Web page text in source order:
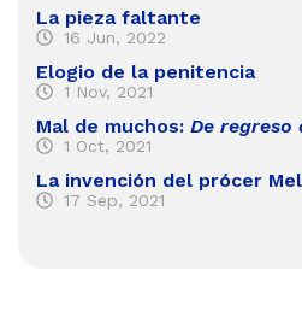
La pieza faltante
16 Jun, 2022
Elogio de la penitencia
1 Nov, 2021
Mal de muchos: De regreso
1 Oct, 2021
La invención del prócer
17 Sep, 2021